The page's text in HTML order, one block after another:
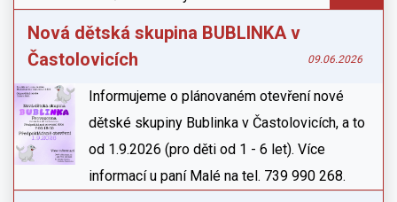
Nová dětská skupina BUBLINKA v
Častolovicích
09.06.2026
Informujeme o plánovaném otevření nové
dětské skupiny Bublinka v Častolovicích, a to
od 1.9.2026 (pro děti od 1 - 6 let). Více
informací u paní Malé na tel. 739 990 268.